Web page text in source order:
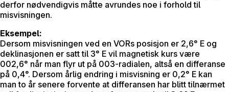
derfor nødvendigvis måtte avrundes noe i forhold til
misvisningen.
Eksempel:
Dersom misvisningen ved en VORs posisjon er 2,6° E og
deklinasjonen er satt til 3° E vil magnetisk kurs være
002,6° når man flyr ut på 003-radialen, altså en differanse
på 0,4°. Dersom årlig endring i misvisning er 0,2° E kan
man to år senere forvente at differansen har blitt tilnærmet